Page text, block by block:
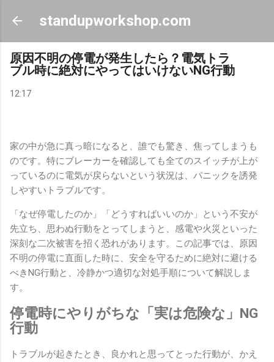
スキップしてメイン コンテンツに移動
standupworkshop.com
原因不明の停電が発生したら？電気トラ
ブル時に絶対にやってはいけないNG行動
12:17
家の中が急に真っ暗になると、誰でも驚き、焦ってしまうも
のです。特にブレーカーを確認しても全てのスイッチが上が
っているのに電気が戻らないという状況は、パニックを誘発
しやすいトラブルです。
「なぜ停電したのか」「どうすればいいのか」という不安が
先立ち、思わぬ行動をとってしまうと、感電や火災といった
深刻な二次被害を招く恐れがあります。この記事では、原因
不明の停電に直面した時に、安全を守るために絶対に避ける
べきNG行動と、冷静かつ適切な対処手順について解説しま
す。
停電時にやりがちな「実は危険な」NG
行動
トラブルが起きたとき、良かれと思ってとった行動が、かえ